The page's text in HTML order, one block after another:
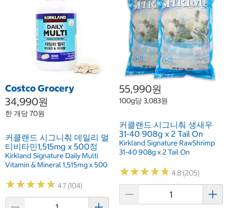
Costco Grocery
34,990원
한 개당 70원
커클랜드 시그니춰 데일리 멀
티비타민1,515mg x 500정
Kirkland Signature Daily Multi
Vitamin & Mineral 1,515mg x 500
★★★★★
★★★★★ 4.7 (104)
55,990원
100g당 3,083원
커클랜드 시그니춰 생새우
31-40 908g x 2 Tail On
Kirkland Signature RawShrimp
31-40 908g x 2 Tail On
★★★★★
★★★★★ 4.8 (205)